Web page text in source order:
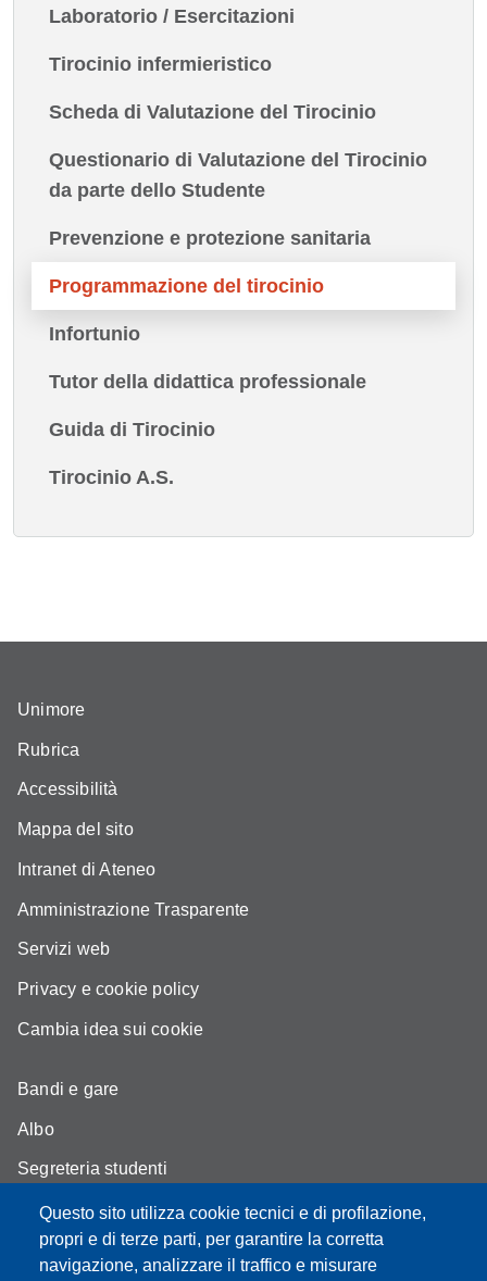
Laboratorio / Esercitazioni
Tirocinio infermieristico
Scheda di Valutazione del Tirocinio
Questionario di Valutazione del Tirocinio
da parte dello Studente
Prevenzione e protezione sanitaria
Programmazione del tirocinio
Infortunio
Tutor della didattica professionale
Guida di Tirocinio
Tirocinio A.S.
Questo sito utilizza cookie tecnici e di profilazione,
propri e di terze parti, per garantire la corretta
navigazione, analizzare il traffico e misurare
Unimore
Rubrica
Accessibilità
Mappa del sito
Intranet di Ateneo
Amministrazione Trasparente
Servizi web
Privacy e cookie policy
Cambia idea sui cookie
Bandi e gare
Albo
Segreteria studenti
Come trovarci
Assicurazione qualità